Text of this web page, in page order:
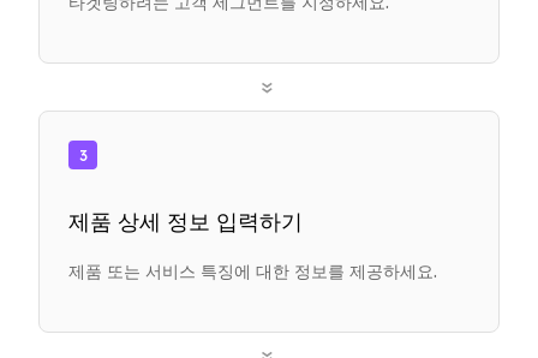
»
3
제품 상세 정보 입력하기
제품 또는 서비스 특징에 대한 정보를 제공하세요.